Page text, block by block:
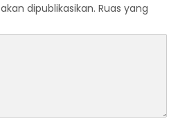
dipublikasikan. Ruas yang